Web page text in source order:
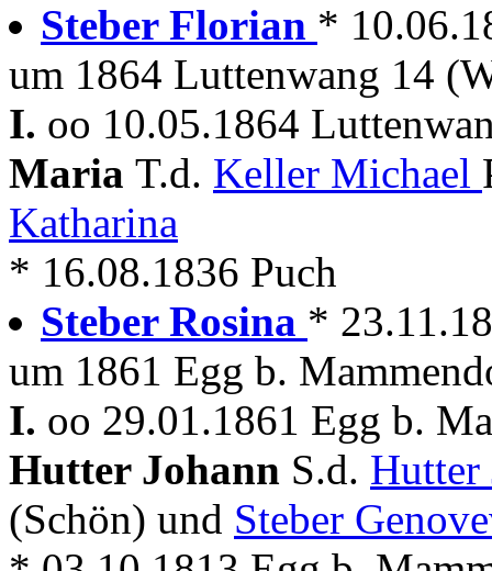
Steber Florian *
um 1864 Luttenwang 14
I. oo 10.05.1864
Maria T.d. Keller Michael
Katharina
* 16.08.1836 Puch
Steber Rosina *
um 1861 Egg b.
I. oo 29.01.1861 Egg b.
Hutter Johann S.d.
(Schön) und Steber